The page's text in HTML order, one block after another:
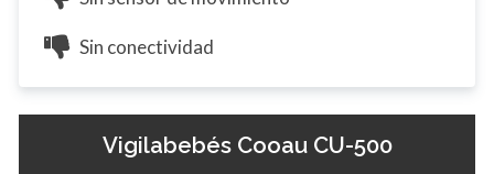
Sin conectividad
Vigilabebés Cooau CU-500